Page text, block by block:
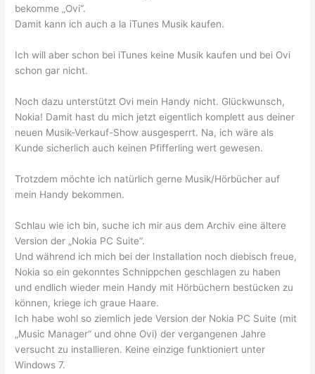
bekomme „Ovi“.
Damit kann ich auch a la iTunes Musik kaufen.
Ich will aber schon bei iTunes keine Musik kaufen und bei Ovi
schon gar nicht.
Noch dazu unterstützt Ovi mein Handy nicht. Glückwunsch,
Nokia! Damit hast du mich jetzt eigentlich komplett aus deiner
neuen Musik-Verkauf-Show ausgesperrt. Na, ich wäre als
Kunde sicherlich auch keinen Pfifferling wert gewesen.
Trotzdem möchte ich natürlich gerne Musik/Hörbücher auf
mein Handy bekommen.
Schlau wie ich bin, suche ich mir aus dem Archiv eine ältere
Version der „Nokia PC Suite“.
Und während ich mich bei der Installation noch diebisch freue,
Nokia so ein gekonntes Schnippchen geschlagen zu haben
und endlich wieder mein Handy mit Hörbüchern bestücken zu
können, kriege ich graue Haare.
Ich habe wohl so ziemlich jede Version der Nokia PC Suite (mit
„Music Manager“ und ohne Ovi) der vergangenen Jahre
versucht zu installieren. Keine einzige funktioniert unter
Windows 7.